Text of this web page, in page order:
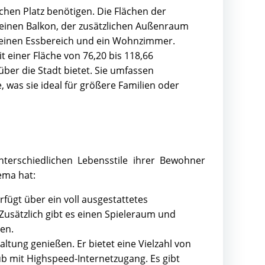
Platz benötigen. Die Flächen der
Balkon, der zusätzlichen Außenraum
Essbereich und ein Wohnzimmer.
Fläche von 76,20 bis 118,66
die Stadt bietet. Sie umfassen
was sie ideal für größere Familien oder
Lebensstile ihrer Bewohner
hat:
über ein voll ausgestattetes
gibt es einen Spieleraum und
genießen. Er bietet eine Vielzahl von
mit Highspeed-Internetzugang. Es gibt